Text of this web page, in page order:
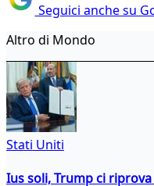
Seguici anche su
Altro di Mondo
Stati Uniti
Ius soli, Trump ci